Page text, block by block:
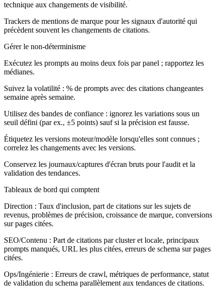
technique aux changements de visibilité.
Trackers de mentions de marque pour les signaux d'autorité qui
précèdent souvent les changements de citations.
Gérer le non-déterminisme
Exécutez les prompts au moins deux fois par panel ; rapportez les
médianes.
Suivez la volatilité : % de prompts avec des citations changeantes
semaine après semaine.
Utilisez des bandes de confiance : ignorez les variations sous un
seuil défini (par ex., ±5 points) sauf si la précision est fausse.
Étiquetez les versions moteur/modèle lorsqu'elles sont connues ;
correlez les changements avec les versions.
Conservez les journaux/captures d'écran bruts pour l'audit et la
validation des tendances.
Tableaux de bord qui comptent
Direction : Taux d'inclusion, part de citations sur les sujets de
revenus, problèmes de précision, croissance de marque, conversions
sur pages citées.
SEO/Contenu : Part de citations par cluster et locale, principaux
prompts manqués, URL les plus citées, erreurs de schema sur pages
citées.
Ops/Ingénierie : Erreurs de crawl, métriques de performance, statut
de validation du schema parallèlement aux tendances de citations.